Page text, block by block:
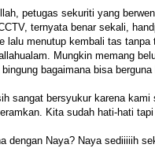
petugas sekuriti yang
ternyata benar sekali,
lalu menutup kembali tas
Mungkin memang
bagaimana bisa
sangat bersyukur karena
Kita sudah hati-hati
dengan Naya? Naya sediiiiih